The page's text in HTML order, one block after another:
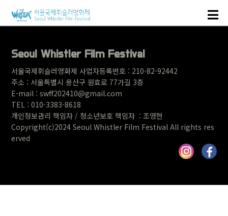
Seoul Whistler Film Festival
서울국제휘슬러영화제 사업자등록번호 : 210-82-92442
주소 : 서울특별시 용산구 원효로 77가길 3층
E-mail : swff202410@gmail.com
TEL : 010-3383-8618
개인정보관리 책임자 / 청소년보호 책임자 : 조영현
Copyright(c)2024 Seoul Whistler Film Festival All rights res
erved